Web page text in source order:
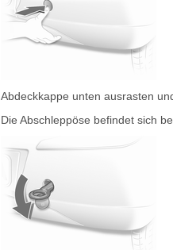
Abdeckkappe unten ausrasten
Die Abschleppöse befindet sich